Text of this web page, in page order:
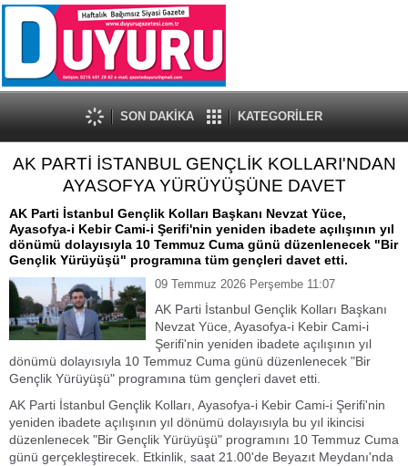
SON DAKİKA KATEGORİLER
AK PARTİ İSTANBUL GENÇLİK KOLLARI'NDAN
AYASOFYA YÜRÜYÜŞÜNE DAVET
AK Parti İstanbul Gençlik Kolları Başkanı Nevzat Yüce,
Ayasofya-i Kebir Cami-i Şerifi'nin yeniden ibadete açılışının yıl
dönümü dolayısıyla 10 Temmuz Cuma günü düzenlenecek "Bir
Gençlik Yürüyüşü" programına tüm gençleri davet etti.
09 Temmuz 2026 Perşembe 11:07
AK Parti İstanbul Gençlik Kolları Başkanı
Nevzat Yüce, Ayasofya-i Kebir Cami-i
Şerifi'nin yeniden ibadete açılışının yıl
dönümü dolayısıyla 10 Temmuz Cuma günü düzenlenecek "Bir
Gençlik Yürüyüşü" programına tüm gençleri davet etti.
AK Parti İstanbul Gençlik Kolları, Ayasofya-i Kebir Cami-i Şerifi'nin
yeniden ibadete açılışının yıl dönümü dolayısıyla bu yıl ikincisi
düzenlenecek "Bir Gençlik Yürüyüşü" programını 10 Temmuz Cuma
günü gerçekleştirecek. Etkinlik, saat 21.00'de Beyazıt Meydanı'nda